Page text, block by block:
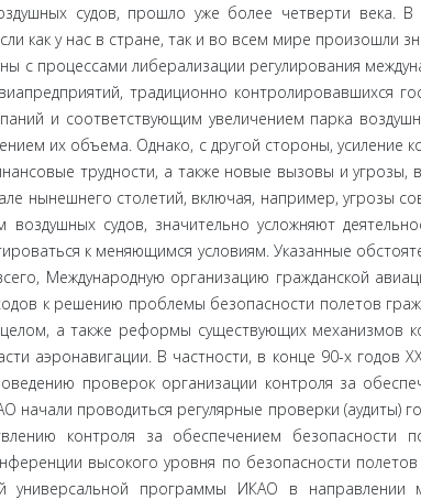
судов, прошло уже более четверти века.
как у нас в стране, так и во всем мире произошли
с процессами либерализации ре­гулирования
традиционно кон­тролировавшихся
и соответствующим увеличе­нием парка
их объема. Однако, с другой стороны, усиление
трудности, а также новые вызовы и угрозы,
нынешнего столетий, вклю­чая, например, угрозы
воздушных судов, значительно усложняют
к меняющимся условиям. Указанные
Международную организацию гражданской
к решению проблемы безопас­ности полетов
а также реформы существую­щих механизмов
аэронавигации. В частности, в конце 90-х годов
проверок организации контроля за
начали проводиться регулярные проверки (аудиты)
контроля за обеспечением без­опасности
высокого уровня по безопасности
универсальной программы ИКАО в направлении